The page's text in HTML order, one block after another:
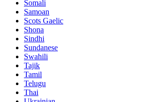
Somali
Samoan
Scots Gaelic
Shona
Sindhi
Sundanese
Swahili
Tajik
Tamil
Telugu
Thai